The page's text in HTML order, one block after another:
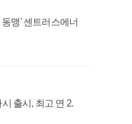
맹' 센트러스에너
출시, 최고 연 2.